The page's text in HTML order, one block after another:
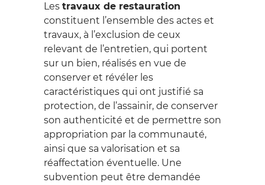
Les travaux de restauration
constituent l’ensemble des actes et
travaux, à l’exclusion de ceux
relevant de l’entretien, qui portent
sur un bien, réalisés en vue de
conserver et révéler les
caractéristiques qui ont justifié sa
protection, de l’assainir, de conserver
son authenticité et de permettre son
appropriation par la communauté,
ainsi que sa valorisation et sa
réaffectation éventuelle. Une
subvention peut être demandée